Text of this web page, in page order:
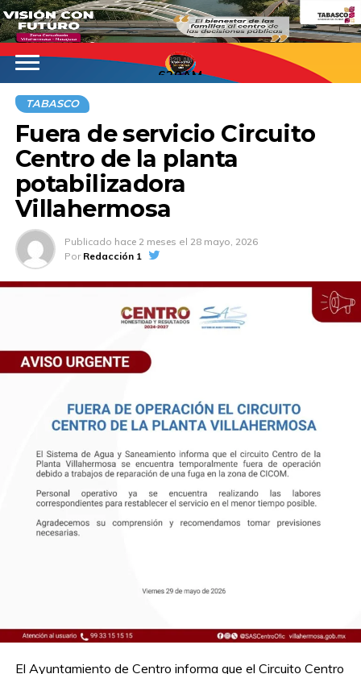
620AM
TABASCO
Fuera de servicio Circuito
Centro de la planta
potabilizadora
Villahermosa
Publicado hace 2 meses el 28 mayo, 2026
Por Redacción 1
El Ayuntamiento de Centro informa que el Circuito Centro